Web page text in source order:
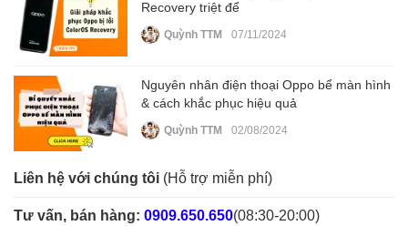
Recovery triệt để
Quỳnh TTM 07/11/2024
Nguyên nhân điện thoại Oppo bể màn hình
& cách khắc phục hiệu quả
Quỳnh TTM 02/08/2024
Liên hệ với chúng tôi (Hỗ trợ miễn phí)
Tư vấn, bán hàng: 0909.650.650(08:30-20:00)